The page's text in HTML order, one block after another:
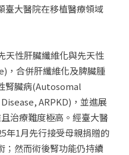
臺大醫院在移植醫療領域
天性肝臟纖維化與先天性
，合併肝纖維化及脾臟腫
腎臟病(Autosomal
ARPKD)，並進展
治療難度極高。經臺大醫
年1月先行接受母親捐贈的
；然而術後腎功能仍持續